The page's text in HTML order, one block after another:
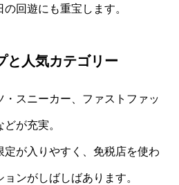
回遊にも重宝します。
と人気カテゴリー
・スニーカー、ファストファッ
が充実。
定が入りやすく、免税店を使わ
ンがしばしばあります。